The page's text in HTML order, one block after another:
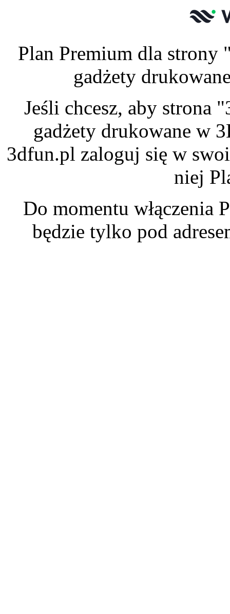
Plan Premium dla strony
gadżety
Jeśli chcesz, aby strona
gadżety drukowane w
3dfun.pl zaloguj się w
niej
Do momentu włączenia
będzie tylko pod